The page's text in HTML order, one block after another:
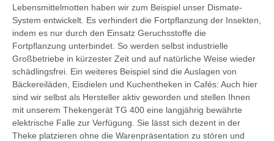
Lebensmittelmotten haben wir zum Beispiel unser Dismate-
System entwickelt. Es verhindert die Fortpflanzung der Insekten,
indem es nur durch den Einsatz Geruchsstoffe die
Fortpflanzung unterbindet. So werden selbst industrielle
Großbetriebe in kürzester Zeit und auf natürliche Weise wieder
schädlingsfrei. Ein weiteres Beispiel sind die Auslagen von
Bäckereiläden, Eisdielen und Kuchentheken in Cafés: Auch hier
sind wir selbst als Hersteller aktiv geworden und stellen Ihnen
mit unserem Thekengerät TG 400 eine langjährig bewährte
elektrische Falle zur Verfügung. Sie lässt sich dezent in der
Theke platzieren ohne die Warenpräsentation zu stören und